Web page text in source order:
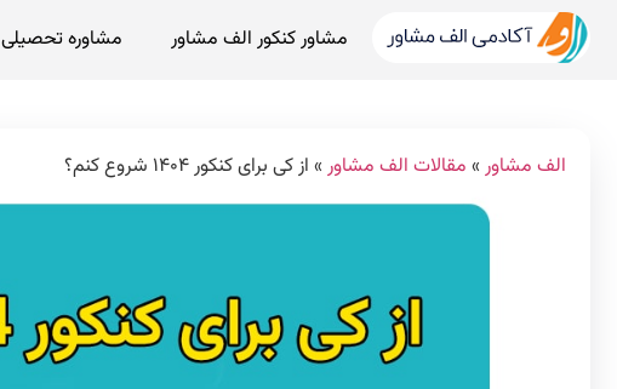
مشاور کنکور الف مشاور مشاوره تحصیلی
الف مشاور » مقالات الف مشاور » از کی برای کنکور ۱۴۰۴ شروع کنم؟